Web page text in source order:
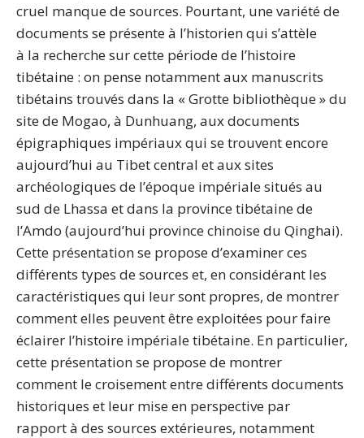
cruel manque de sources. Pourtant, une variété de
documents se présente à l’historien qui s’attèle
à la recherche sur cette période de l’histoire
tibétaine : on pense notamment aux manuscrits
tibétains trouvés dans la « Grotte bibliothèque » du
site de Mogao, à Dunhuang, aux documents
épigraphiques impériaux qui se trouvent encore
aujourd’hui au Tibet central et aux sites
archéologiques de l’époque impériale situés au
sud de Lhassa et dans la province tibétaine de
l’Amdo (aujourd’hui province chinoise du Qinghai).
Cette présentation se propose d’examiner ces
différents types de sources et, en considérant les
caractéristiques qui leur sont propres, de montrer
comment elles peuvent être exploitées pour faire
éclairer l’histoire impériale tibétaine. En particulier,
cette présentation se propose de montrer
comment le croisement entre différents documents
historiques et leur mise en perspective par
rapport à des sources extérieures, notamment